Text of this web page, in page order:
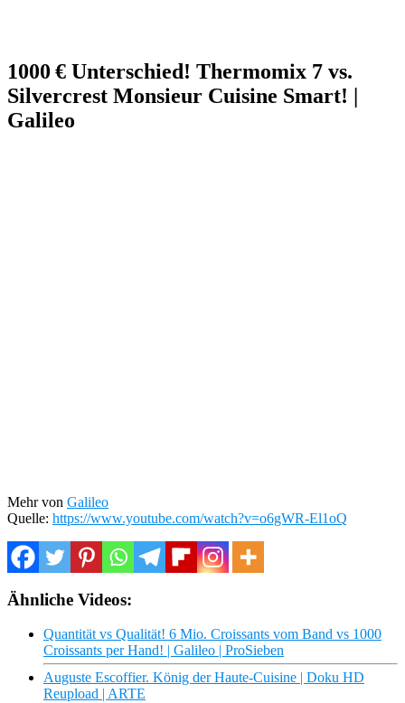
1000 € Unterschied! Thermomix 7 vs.
Silvercrest Monsieur Cuisine Smart! |
Galileo
Mehr von Galileo
Quelle: https://www.youtube.com/watch?v=o6gWR-El1oQ
Ähnliche Videos:
Quantität vs Qualität! 6 Mio. Croissants vom Band vs 1000
Croissants per Hand! | Galileo | ProSieben
Auguste Escoffier. König der Haute-Cuisine | Doku HD
Reupload | ARTE